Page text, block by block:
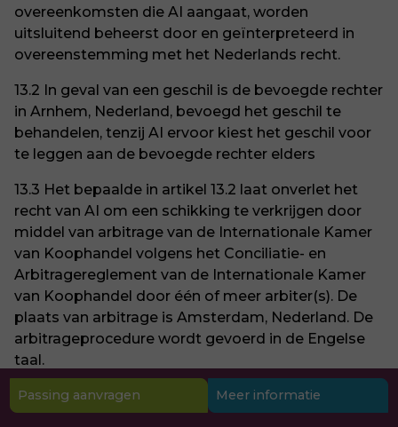
overeenkomsten die AI aangaat, worden
uitsluitend beheerst door en geïnterpreteerd in
overeenstemming met het Nederlands recht.
13.2 In geval van een geschil is de bevoegde rechter
in Arnhem, Nederland, bevoegd het geschil te
behandelen, tenzij AI ervoor kiest het geschil voor
te leggen aan de bevoegde rechter elders
13.3 Het bepaalde in artikel 13.2 laat onverlet het
recht van AI om een schikking te verkrijgen door
middel van arbitrage van de Internationale Kamer
van Koophandel volgens het Conciliatie- en
Arbitragereglement van de Internationale Kamer
van Koophandel door één of meer arbiter(s). De
plaats van arbitrage is Amsterdam, Nederland. De
arbitrageprocedure wordt gevoerd in de Engelse
taal.
Passing aanvragen Meer informatie